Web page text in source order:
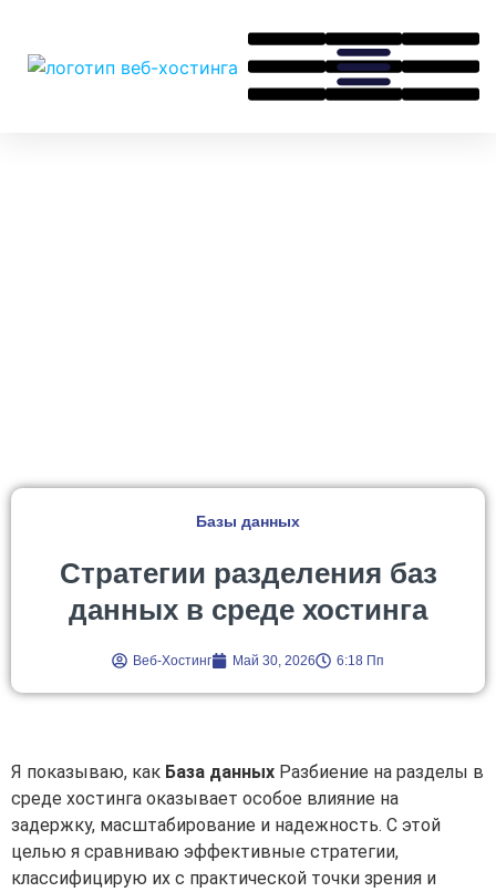
Базы данных
Стратегии разделения баз
данных в среде хостинга
Веб-Хостинг Май 30, 2026 6:18 Пп
Я показываю, как База данных Разбиение на разделы в
среде хостинга оказывает особое влияние на
задержку, масштабирование и надежность. С этой
целью я сравниваю эффективные стратегии,
классифицирую их с практической точки зрения и